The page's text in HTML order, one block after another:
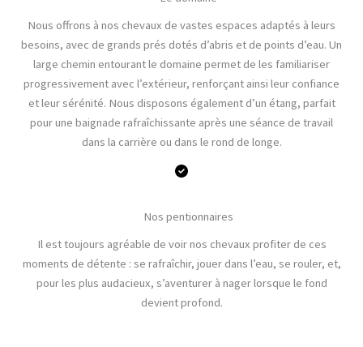
Nous offrons à nos chevaux de vastes espaces adaptés à leurs
besoins, avec de grands prés dotés d’abris et de points d’eau. Un
large chemin entourant le domaine permet de les familiariser
progressivement avec l’extérieur, renforçant ainsi leur confiance
et leur sérénité. Nous disposons également d’un étang, parfait
pour une baignade rafraîchissante après une séance de travail
dans la carrière ou dans le rond de longe.
Nos pentionnaires
Il est toujours agréable de voir nos chevaux profiter de ces
moments de détente : se rafraîchir, jouer dans l’eau, se rouler, et,
pour les plus audacieux, s’aventurer à nager lorsque le fond
devient profond.